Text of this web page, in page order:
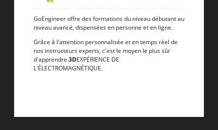
GoEngineer offre des formations du niveau débutant au
niveau avancé, dispensées en personne et en ligne.
Grâce à l'attention personnalisée et en temps réel de
nos instructeurs experts, c'est le moyen le plus sûr
d'apprendre.3DEXPÉRIENCE DE
L'ÉLECTROMAGNÉTIQUE.